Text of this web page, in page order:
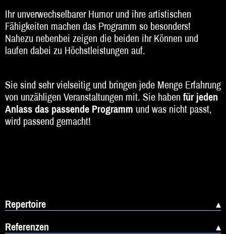
Weltmusik
Sonstiges
Impressum
Ihr unverwechselbarer Humor und ihre artistischen
Fähigkeiten machen das Programm so besonders!
Nahezu nebenbei zeigen die beiden ihr Können und
laufen dabei zu Höchstleistungen auf.
Sie sind sehr vielseitig und bringen jede Menge Erfahrung
von unzähligen Veranstaltungen mit. Sie haben für jeden
Anlass das passende Programm und was nicht passt,
wird passend gemacht!
Repertoire
Referenzen